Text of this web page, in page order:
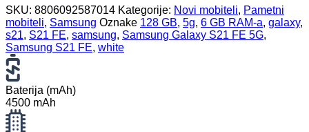
SKU: 8806092587014 Kategorije: Novi mobiteli, Pametni
mobiteli, Samsung Oznake 128 GB, 5g, 6 GB RAM-a, galaxy,
s21, S21 FE, samsung, Samsung Galaxy S21 FE 5G,
Samsung S21 FE, white
Baterija (mAh)
4500 mAh